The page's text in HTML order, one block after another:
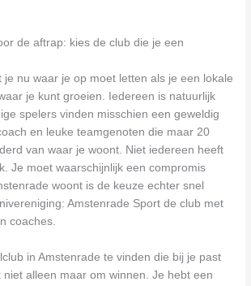
de aftrap: kies de club die je een
je nu waar je op moet letten als je een lokale
je kunt groeien. Iedereen is natuurlijk
spelers vinden misschien een geweldig
en leuke teamgenoten die maar 20
van waar je woont. Niet iedereen heeft
Je moet waarschijnlijk een compromis
woont is de keuze echter snel
Amstenrade Sport de club met
coaches.
in Amstenrade te vinden die bij je past
niet alleen maar om winnen. Je hebt een